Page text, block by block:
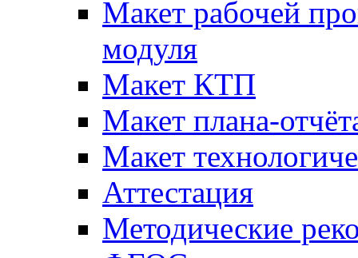
Макет рабочей
модуля
Макет КТП
Макет плана-
Макет
Аттестация
Методические